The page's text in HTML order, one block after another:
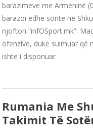
barazimeve me Armeninë
barazoi edhe sonte në
njofton “infOSport.mk”.
ofenzive, duke sulmuar që
ishte i disponuar
Rumania Me
Takimit Të